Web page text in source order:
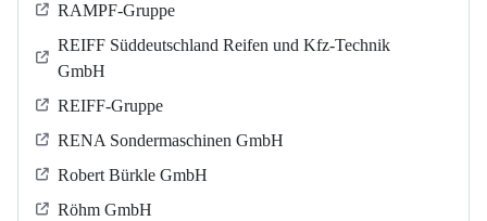
RAMPF-Gruppe
REIFF Süddeutschland Reifen und Kfz-Technik
GmbH
REIFF-Gruppe
RENA Sondermaschinen GmbH
Robert Bürkle GmbH
Röhm GmbH